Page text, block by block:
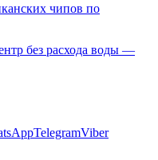
чипов по
без расхода воды —
TelegramViber